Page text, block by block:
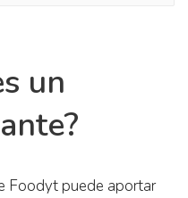
un
Foodyt puede aportar